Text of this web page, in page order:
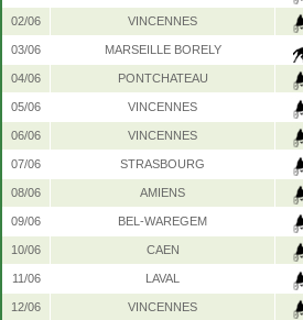
02/06 VINCENNES
03/06 MARSEILLE BORELY
04/06 PONTCHATEAU
05/06 VINCENNES
06/06 VINCENNES
07/06 STRASBOURG
08/06 AMIENS
09/06 BEL-WAREGEM
10/06 CAEN
11/06 LAVAL
12/06 VINCENNES